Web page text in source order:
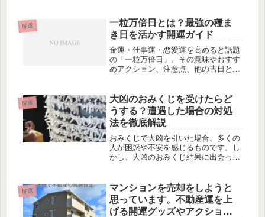
ちの美しさを維持するためには、特定
の美容法やスキンケアルーティンを実
践し...
開運
一粒万倍日とは？最強の種ま
き日を活かす開運ガイド
金運・仕事運・恋愛運を高めると話題
の「一粒万倍日」。その意味やおすす
めアクション、注意点、他の吉日との
開運
大凶のおみくじを受けたらど
うする？遭遇した場合の対処
法を徹底解説
おみくじで大凶を引いた場合、多くの
人が困惑や不安を感じるものです。し
かし、大凶のおみくじ結果に出会った
で予兆や警告として受け取ることがで
きます。まず重要なのは、冷静な心で
受...
開運
マンションを売却をしようと
思っています。不動産運を上
げる開運グッズやアクション